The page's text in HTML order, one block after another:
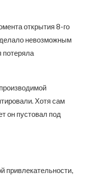
открытия 8-го
невозможным
потеряла
Хотя сам
он пустовал под
привлекательности,